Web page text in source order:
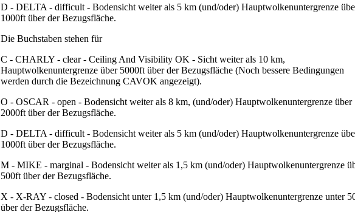
D - DELTA - difficult - Bodensicht weiter als 5 km (und/oder) Hauptwolkenuntergrenze
1000ft über der Bezugsfläche.
Die Buchstaben stehen für
C - CHARLY - clear - Ceiling And Visibility OK - Sicht weiter als 10 km,
Hauptwolkenuntergrenze über 5000ft über der Bezugsfläche (Noch bessere Bedingungen
werden durch die Bezeichnung CAVOK angezeigt).
O - OSCAR - open - Bodensicht weiter als 8 km, (und/oder) Hauptwolkenuntergrenze über
2000ft über der Bezugsfläche.
D - DELTA - difficult - Bodensicht weiter als 5 km (und/oder) Hauptwolkenuntergrenze
1000ft über der Bezugsfläche.
M - MIKE - marginal - Bodensicht weiter als 1,5 km (und/oder) Hauptwolkenuntergrenze
500ft über der Bezugsfläche.
X - X-RAY - closed - Bodensicht unter 1,5 km (und/oder) Hauptwolkenuntergrenze unter
über der Bezugsfläche.